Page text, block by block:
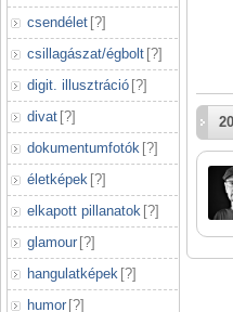
csendélet [?]
csillagászat/égbolt [?]
digit. illusztráció [?]
divat [?]
dokumentumfotók [?]
életképek [?]
elkapott pillanatok [?]
glamour [?]
hangulatképek [?]
humor [?]